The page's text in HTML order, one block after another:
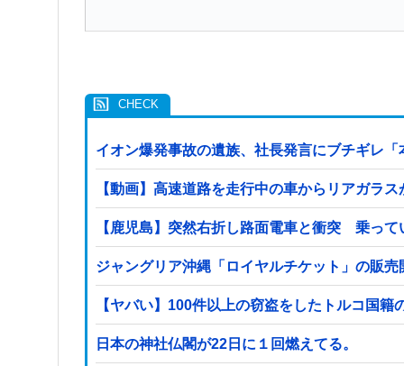
イオン爆発事故の遺族、社長発言にブチギレ
【動画】高速道路を走行中の車からリアガラ
【鹿児島】突然右折し路面電車と衝突 乗っ
ジャングリア沖縄「ロイヤルチケット」の販
日本の神社仏閣が22日に１回燃えてる。